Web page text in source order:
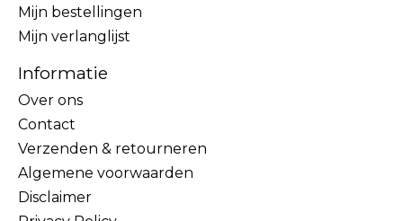
Mijn bestellingen
Mijn verlanglijst
Informatie
Over ons
Contact
Verzenden & retourneren
Algemene voorwaarden
Disclaimer